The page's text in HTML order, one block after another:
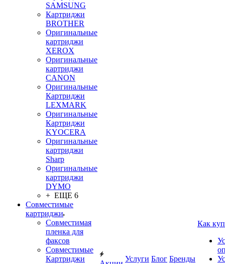
SAMSUNG
Картриджи
BROTHER
Оригинальные
картриджи
XEROX
Оригинальные
картриджи
CANON
Оригинальные
Картриджи
LEXMARK
Оригинальные
Картриджи
KYOCERA
Оригинальные
картриджи
Sharp
Оригинальные
картриджи
DYMO
+ ЕЩЕ 6
Совместимые
картриджи
Совместимая
пленка для
факсов
Совместимые
Картриджи
Услуги Блог Бренды
Как